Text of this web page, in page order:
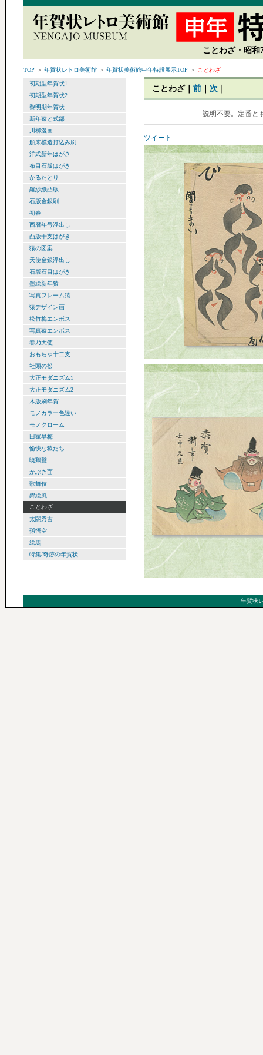
ことわざ・昭和
TOP ＞ 年賀状レトロ美術館 ＞ 年賀状美術館申年特設展示TOP ＞ ことわざ
ことわざ｜ 前 次
説明不要。定番と
ツイート
初期型年賀状1
初期型年賀状2
黎明期年賀状
新年猿と式部
川柳漫画
舶来模造打込み刷
洋式新年はがき
布目石版はがき
かるたとり
羅紗紙凸版
石版金銀刷
初春
西暦年号浮出し
凸版干支はがき
猿の図案
天使金銀浮出し
石版石目はがき
墨絵新年猿
写真フレーム猿
猿デザイン画
松竹梅エンボス
写真猿エンボス
春乃天使
おもちゃ十二支
社頭の松
大正モダニズム1
大正モダニズム2
木版刷年賀
モノカラー色違い
モノクローム
田家早梅
愉快な猿たち
暁鶏聲
かぶき面
歌舞伎
錦絵風
ことわざ
太閤秀吉
孫悟空
絵馬
特集/奇跡の年賀状
年賀状